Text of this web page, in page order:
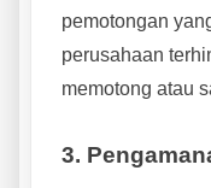
pemotongan
perusahaan
memotong atau
3.